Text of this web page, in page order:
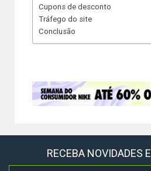
Cupons de desconto
Tráfego do site
Conclusão
RECEBA NOVIDADES